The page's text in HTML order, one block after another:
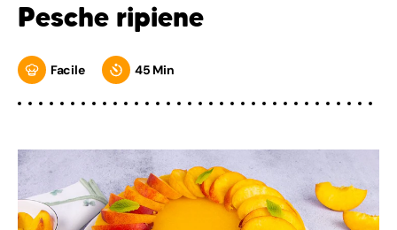
Pesche ripiene
Facile 45 Min